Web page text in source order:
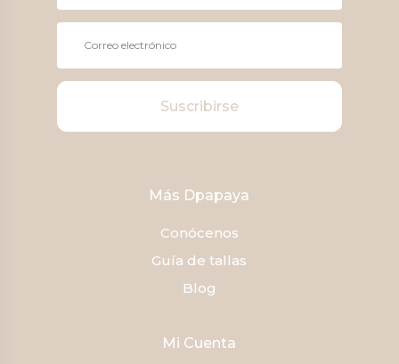
Suscribirse
Más Dpapaya
Conócenos
Guía de tallas
Blog
Mi Cuenta